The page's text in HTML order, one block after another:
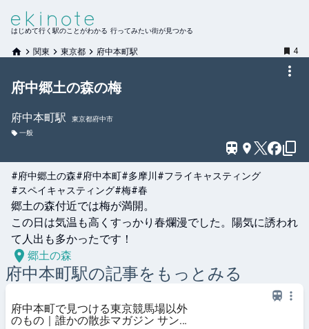
はじめて行く駅のことがわかる 行ってみたい街が見つかる
関東 東京都 府中本町駅 4
府中郷土の森の梅
府中本町駅
東京都府中市
一般
#府中郷土の森#府中本町#多摩川 #フライキャスティング
#スペイキャスティング#梅#春
郷土の森付近では梅が満開。
この日は気温も高くすっかり春爛漫でした。陽気に誘われ
て人出も多かったです！
郷土の森
府中本町駅の記事をもっとみる
府中本町で見つける東京競馬場以外
のもの｜誰かの散歩マガジン サン